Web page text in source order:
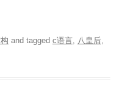
and tagged c语言, 八皇后,